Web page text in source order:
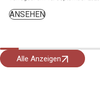
ANSEHEN
Alle Anzeigen